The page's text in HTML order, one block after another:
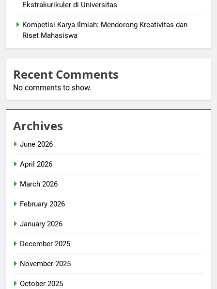
Ekstrakurikuler di Universitas
Kompetisi Karya Ilmiah: Mendorong Kreativitas dan
Riset Mahasiswa
Recent Comments
No comments to show.
Archives
June 2026
April 2026
March 2026
February 2026
January 2026
December 2025
November 2025
October 2025